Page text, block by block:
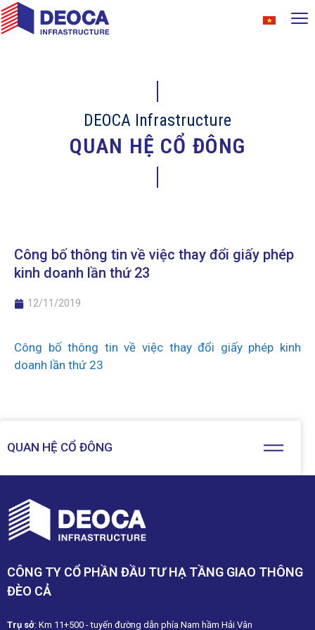
DEOCA Infrastructure
QUAN HỆ CỔ ĐÔNG
QUAN HỆ CỔ ĐÔNG
Công bố thông tin về việc thay đổi giấy phép
kinh doanh lần thứ 23
12/11/2019
Công bố thông tin về việc thay đổi giấy phép kinh
doanh lần thứ 23
CÔNG TY CỔ PHẦN ĐẦU TƯ HẠ TẦNG GIAO THÔNG
ĐÈO CẢ
Trụ sở: Km 11+500 - tuyến đường dẫn phía Nam hầm Hải Vân